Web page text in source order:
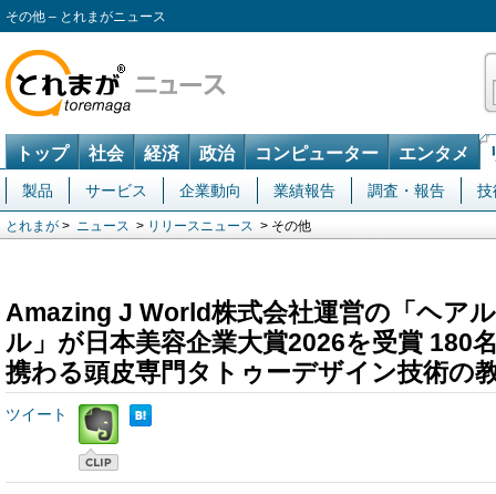
その他 – とれまがニュース
トップ 社会 経済 政治 コンピューター エンタメ
製品 サービス 企業動向 業績報告 調査・報告 技
とれまが > ニュース > リリースニュース > その他
Amazing J World株式会社運営の「ヘア
ル」が日本美容企業大賞2026を受賞 180
携わる頭皮専門タトゥーデザイン技術の
ツイート